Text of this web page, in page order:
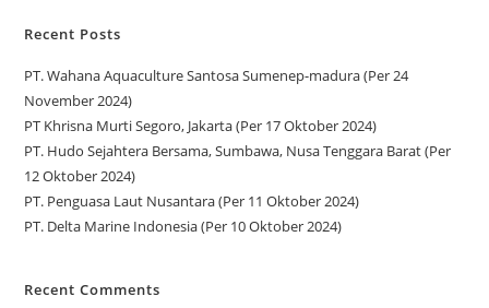
Recent Posts
PT. Wahana Aquaculture Santosa Sumenep-madura (Per 24
November 2024)
PT Khrisna Murti Segoro, Jakarta (Per 17 Oktober 2024)
PT. Hudo Sejahtera Bersama, Sumbawa, Nusa Tenggara Barat (Per
12 Oktober 2024)
PT. Penguasa Laut Nusantara (Per 11 Oktober 2024)
PT. Delta Marine Indonesia (Per 10 Oktober 2024)
Recent Comments